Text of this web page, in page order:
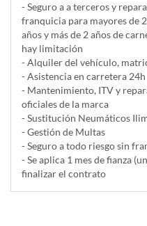
- Seguro a a terceros y
franquicia para mayores de
años y más de 2 años de
hay limitación
- Alquiler del vehí­culo,
- Asistencia en carretera 24h
- Mantenimiento, ITV y
oficiales de la marca
- Sustitución Neumáticos
- Gestión de Multas
- Seguro a todo riesgo sin
- Se aplica 1 mes de fianza
finalizar el contrato